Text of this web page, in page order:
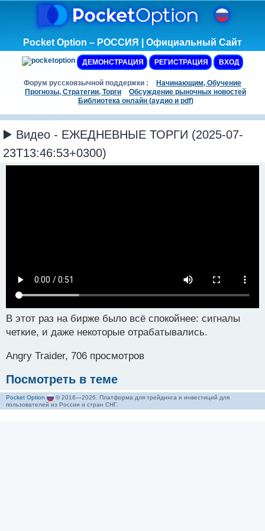
Pocket Option – РОССИЯ | Официальный Сайт
ДЕМОНСТРАЦИЯ РЕГИСТРАЦИЯ ВХОД
Форум русскоязычной поддержки :
Начинающим, Обучение
Прогнозы, Стратегии, Торги
Обсуждение рыночных новостей
Библиотека онлайн (аудио и pdf)
▶️ Видео - ЕЖЕДНЕВНЫЕ ТОРГИ (2025-07-
23T13:46:53+0300)
В этот раз на бирже было всё спокойнее: сигналы
четкие, и даже некоторые отрабатывались.
Angry Traider, 706 просмотров
Посмотреть в теме
Pocket Option
© 2016—2026. Платформа для трейдинга и инвестиций для
пользователей из России и стран СНГ.